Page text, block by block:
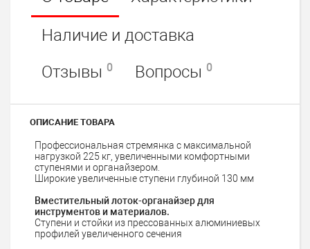
Наличие и доставка
Отзывы 0 Вопросы 0
ОПИСАНИЕ ТОВАРА
Профессиональная стремянка с максимальной
нагрузкой 225 кг, увеличенными комфортными
ступенями и органайзером.
Широкие увеличенные ступени глубиной 130 мм
Вместительный лоток-органайзер для
инструментов и материалов.
Ступени и стойки из прессованных алюминиевых
профилей увеличенного сечения